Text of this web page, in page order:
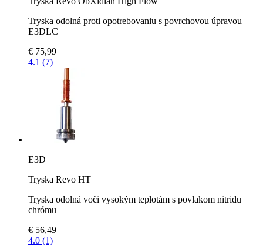
Tryska odolná proti opotrebovaniu s povrchovou úpravou
E3DLC
€ 75,99
4.1 (7)
E3D
Tryska Revo HT
Tryska odolná voči vysokým teplotám s povlakom nitridu
chrómu
€ 56,49
4.0 (1)